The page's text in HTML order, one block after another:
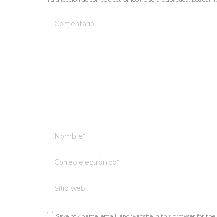
Comentario
Nombre *
Correo electrónico *
Sitio web